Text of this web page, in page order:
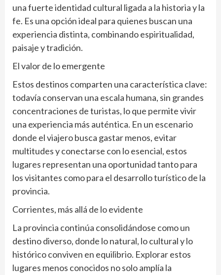
una fuerte identidad cultural ligada a la historia y la
fe. Es una opción ideal para quienes buscan una
experiencia distinta, combinando espiritualidad,
paisaje y tradición.
El valor de lo emergente
Estos destinos comparten una característica clave:
todavía conservan una escala humana, sin grandes
concentraciones de turistas, lo que permite vivir
una experiencia más auténtica. En un escenario
donde el viajero busca gastar menos, evitar
multitudes y conectarse con lo esencial, estos
lugares representan una oportunidad tanto para
los visitantes como para el desarrollo turístico de la
provincia.
Corrientes, más allá de lo evidente
La provincia continúa consolidándose como un
destino diverso, donde lo natural, lo cultural y lo
histórico conviven en equilibrio. Explorar estos
lugares menos conocidos no solo amplía la